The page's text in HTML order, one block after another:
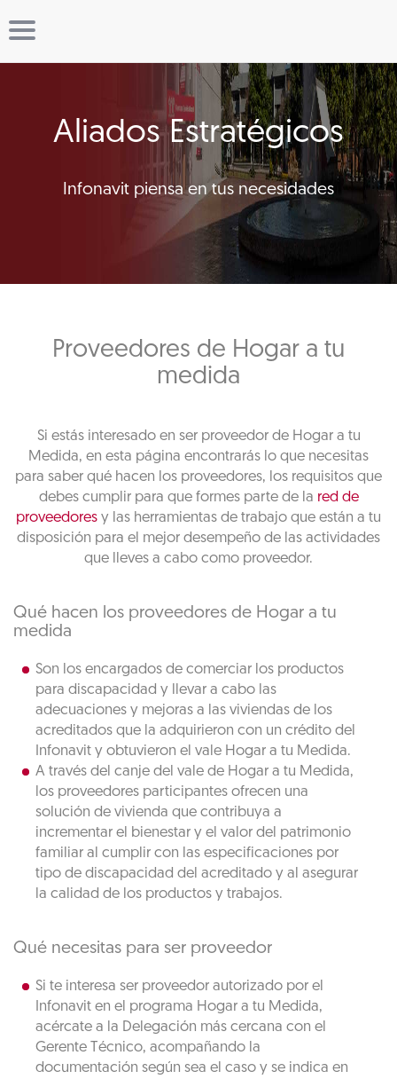
Aliados Estratégicos
Infonavit piensa en tus necesidades
Proveedores de Hogar a tu
medida
Si estás interesado en ser proveedor de Hogar a tu
Medida, en esta página encontrarás lo que necesitas
para saber qué hacen los proveedores, los requisitos que
debes cumplir para que formes parte de la red de
proveedores y las herramientas de trabajo que están a tu
disposición para el mejor desempeño de las actividades
que lleves a cabo como proveedor.
Qué hacen los proveedores de Hogar a tu
medida
Son los encargados de comerciar los productos
para discapacidad y llevar a cabo las
adecuaciones y mejoras a las viviendas de los
acreditados que la adquirieron con un crédito del
Infonavit y obtuvieron el vale Hogar a tu Medida.
A través del canje del vale de Hogar a tu Medida,
los proveedores participantes ofrecen una
solución de vivienda que contribuya a
incrementar el bienestar y el valor del patrimonio
familiar al cumplir con las especificaciones por
tipo de discapacidad del acreditado y al asegurar
la calidad de los productos y trabajos.
Qué necesitas para ser proveedor
Si te interesa ser proveedor autorizado por el
Infonavit en el programa Hogar a tu Medida,
acércate a la Delegación más cercana con el
Gerente Técnico, acompañando la
documentación según sea el caso y se indica en